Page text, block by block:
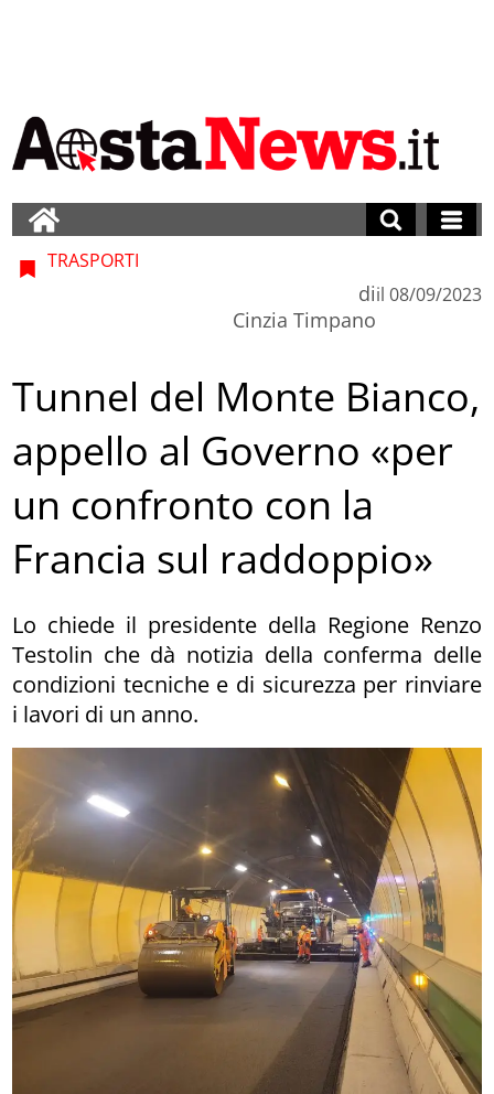
TRASPORTI
di
Cinzia Timpano
il 08/09/2023
Tunnel del Monte Bianco,
appello al Governo «per
un confronto con la
Francia sul raddoppio»
Lo chiede il presidente della Regione Renzo
Testolin che dà notizia della conferma delle
condizioni tecniche e di sicurezza per rinviare
i lavori di un anno.